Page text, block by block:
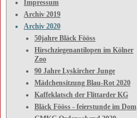
Impressum
Archiv 2019
Archiv 2020
50jahre Bläck Fööss
Hirschziegenantilopen im Kölner
Zoo
90 Jahre Lyskircher Junge
Mädchensitzung Blau-Rot 2020
Kaffeklatsch der Flittarder KG
Bläck Fööss - feierstunde im Dom